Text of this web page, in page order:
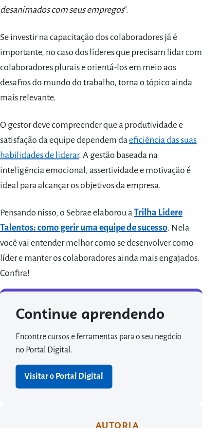
desanimados com seus empregos“.
Se investir na capacitação dos colaboradores já é
importante, no caso dos líderes que precisam lidar com
colaboradores plurais e orientá-los em meio aos
desafios do mundo do trabalho, torna o tópico ainda
mais relevante.
O gestor deve compreender que a produtividade e
satisfação da equipe dependem da eficiência das suas
habilidades de liderar. A gestão baseada na
inteligência emocional, assertividade e motivação é
ideal para alcançar os objetivos da empresa.
Pensando nisso, o Sebrae elaborou a Trilha Lidere
Talentos: como gerir uma equipe de sucesso. Nela
você vai entender melhor como se desenvolver como
líder e manter os colaboradores ainda mais engajados.
Confira!
Continue aprendendo
Encontre cursos e ferramentas para o seu negócio
no Portal Digital.
Visitar o Portal Digital